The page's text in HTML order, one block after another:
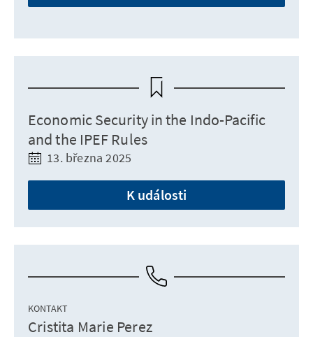
Economic Security in the Indo-Pacific
and the IPEF Rules
13. března 2025
K události
KONTAKT
Cristita Marie Perez